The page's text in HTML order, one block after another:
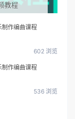
教程
制作编曲课程
602 浏览
制作编曲课程
536 浏览